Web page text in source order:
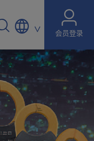
∨ 会员登录